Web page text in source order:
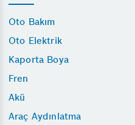
Oto Bakım
Oto Elektrik
Kaporta Boya
Fren
Akü
Araç Aydınlatma